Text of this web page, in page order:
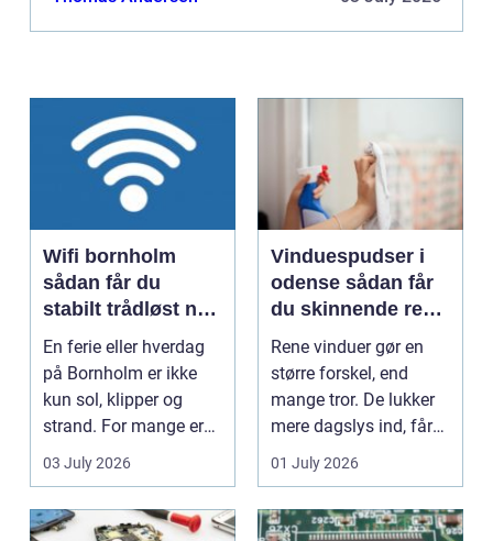
Wifi bornholm
sådan får du
stabilt trådløst net
på klippeøen
En ferie eller hverdag
på Bornholm er ikke
kun sol, klipper og
strand. For mange er
en stabil intern...
03 July 2026
Vinduespudser i
odense sådan får
du skinnende rene
ruder året rundt
Rene vinduer gør en
større forskel, end
mange tror. De lukker
mere dagslys ind, får
hjem og erhvervs...
01 July 2026